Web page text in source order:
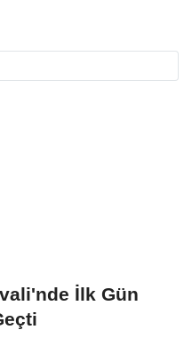
İlk Gün